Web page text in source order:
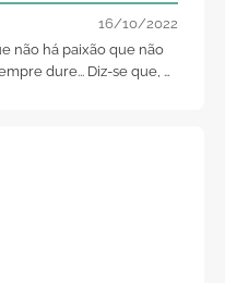
16/10/2022
não há paixão que não
dure... Diz-se que, o
existe?